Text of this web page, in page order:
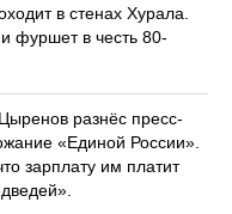
в стенах Хурала.
фуршет в честь 80-
разнёс пресс-
«Единой России».
зарплату им платит